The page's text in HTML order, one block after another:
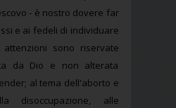
- è nostro dovere far
e ai fedeli di individuare
sono riservate
da Dio e non alterata
al tema dell'aborto e
disoccupazione, alle